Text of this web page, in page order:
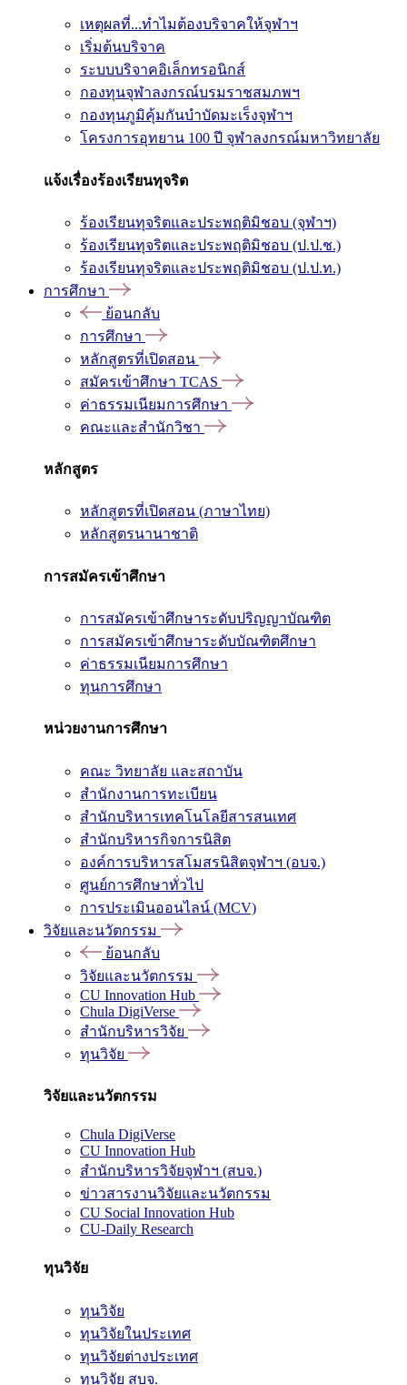
เหตุผลที่...ทำไมต้องบริจาคให้จุฬาฯ
เริ่มต้นบริจาค
ระบบบริจาคอิเล็กทรอนิกส์
กองทุนจุฬาลงกรณ์บรมราชสมภพฯ
กองทุนภูมิคุ้มกันบำบัดมะเร็งจุฬาฯ
โครงการอุทยาน 100 ปี จุฬาลงกรณ์มหาวิทยาลัย
แจ้งเรื่องร้องเรียนทุจริต
ร้องเรียนทุจริตและประพฤติมิชอบ (จุฬาฯ)
ร้องเรียนทุจริตและประพฤติมิชอบ (ป.ป.ช.)
ร้องเรียนทุจริตและประพฤติมิชอบ (ป.ป.ท.)
การศึกษา
ย้อนกลับ
การศึกษา
หลักสูตรที่เปิดสอน
สมัครเข้าศึกษา TCAS
ค่าธรรมเนียมการศึกษา
คณะและสำนักวิชา
หลักสูตร
หลักสูตรที่เปิดสอน (ภาษาไทย)
หลักสูตรนานาชาติ
การสมัครเข้าศึกษา
การสมัครเข้าศึกษาระดับปริญญาบัณฑิต
การสมัครเข้าศึกษาระดับบัณฑิตศึกษา
ค่าธรรมเนียมการศึกษา
ทุนการศึกษา
หน่วยงานการศึกษา
คณะ วิทยาลัย และสถาบัน
สำนักงานการทะเบียน
สำนักบริหารเทคโนโลยีสารสนเทศ
สำนักบริหารกิจการนิสิต
องค์การบริหารสโมสรนิสิตจุฬาฯ (อบจ.)
ศูนย์การศึกษาทั่วไป
การประเมินออนไลน์ (MCV)
วิจัยและนวัตกรรม
ย้อนกลับ
วิจัยและนวัตกรรม
CU Innovation Hub
Chula DigiVerse
สำนักบริหารวิจัย
ทุนวิจัย
วิจัยและนวัตกรรม
Chula DigiVerse
CU Innovation Hub
สำนักบริหารวิจัยจุฬาฯ (สบจ.)
ข่าวสารงานวิจัยและนวัตกรรม
CU Social Innovation Hub
CU-Daily Research
ทุนวิจัย
ทุนวิจัย
ทุนวิจัยในประเทศ
ทุนวิจัยต่างประเทศ
ทุนวิจัย สบจ.